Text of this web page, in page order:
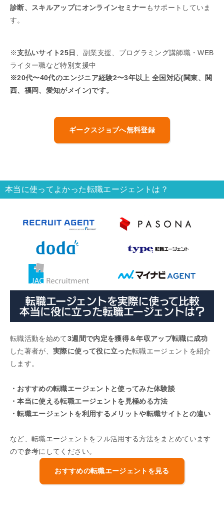
診断、スキルアップにオンラインセミナーもサポートしていま
す。
※支払いサイト25日 、副業支援、プログラミング講師職・WEB
ライター職など特別支援中
※20代〜40代のエンジニア経験2〜3年以上 全国対応(関東、関
西、福岡、愛知がメイン)です。
ギークスジョブへ無料登録
本当に使ってよかった転職エージェントは？
転職活動を始めて3週間で内定を獲得＆年収アップ転職に成功
した著者が、実際に使って役に立った転職エージェントを紹介
します。
・おすすめの転職エージェントと使ってみた体験談
・本当に使える転職エージェントを見極める方法
・転職エージェントを利用するメリットや転職サイトとの違い
など、転職エージェントをフル活用する方法をまとめています
ので参考にしてください。
おすすめの転職エージェントを見る